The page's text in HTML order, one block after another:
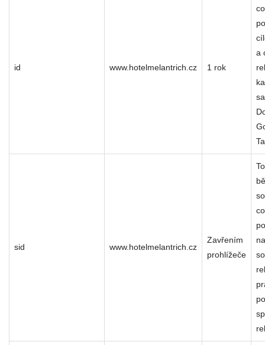
id www.hotelmelantrich.cz 1 rok
a
sid www.hotelmelantrich.cz
Zavřením
prohlížeče